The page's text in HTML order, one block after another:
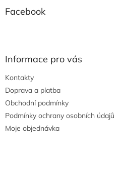
Facebook
Informace pro vás
Kontakty
Doprava a platba
Obchodní podmínky
Podmínky ochrany osobních údajů
Moje objednávka